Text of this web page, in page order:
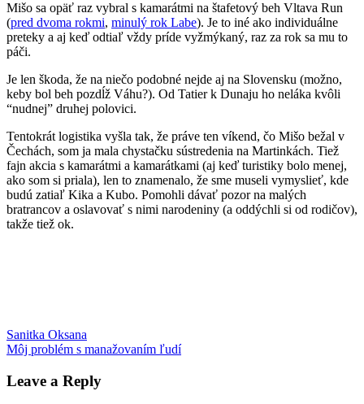
Mišo sa opäť raz vybral s kamarátmi na štafetový beh Vltava Run
(pred dvoma rokmi, minulý rok Labe). Je to iné ako individuálne
preteky a aj keď odtiaľ vždy príde vyžmýkaný, raz za rok sa mu to
páči.
Je len škoda, že na niečo podobné nejde aj na Slovensku (možno,
keby bol beh pozdĺž Váhu?). Od Tatier k Dunaju ho neláka kvôli
“nudnej” druhej polovici.
Tentokrát logistika vyšla tak, že práve ten víkend, čo Mišo bežal v
Čechách, som ja mala chystačku sústredenia na Martinkách. Tiež
fajn akcia s kamarátmi a kamarátkami (aj keď turistiky bolo menej,
ako som si priala), len to znamenalo, že sme museli vymyslieť, kde
budú zatiaľ Kika a Kubo. Pomohli dávať pozor na malých
bratrancov a oslavovať s nimi narodeniny (a oddýchli si od rodičov),
takže tiež ok.
behanie Malá
FatraVltava
Post
navigation
Previous
Post:
Sanitka Oksana
Next
Môj problém s manažovaním ľudí
Leave a Reply